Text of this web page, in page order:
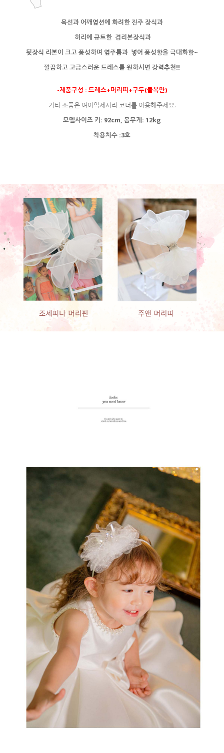
목선과 어깨옆션에 화려한 진주 장식과
허리에 큐트한 겹리본장식과
뒷장식 리본이 크고 풍성하며 옆주름과 넣어 풍성함을 극대화함~
깔끔하고 고급스러운 드레스를 원하시면 강력추천!!
-제품구성 : 드레스+머리띠+구두(돌복만)
기타 소품은 여아악세사리 코너를 이용해주세요.
모델사이즈 키: 92cm, 몸무게: 12kg
착용치수 :3호